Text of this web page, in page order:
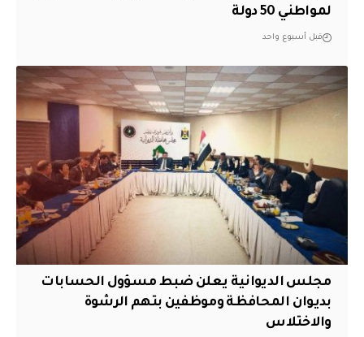
لمواطني 50 دولة
قبل أسبوع واحد
مجلس الديوانية يعلن ضبط مسؤول الحسابات
بديوان المحافظة وموظفين بتهم الرشوة
والاختلاس